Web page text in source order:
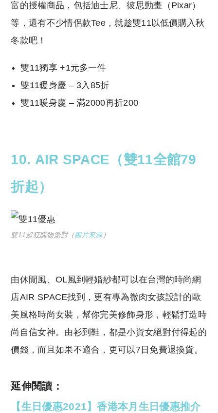
富的授權商品，包括迪士尼、彼思動畫（Pixar）
等，還有不少情侶款Tee，就趁雙11以低價購入秋
冬款吧！
雙11獨享 +1元多一件
雙11暖身慶 – 3入85折
雙11暖身慶 – 滿2000再折200
10. AIR SPACE（雙11全館79
折起）
雙11超狂購物派對（圖片來源）
由休閒風、OL風到輕婚紗都可以在台灣的時尚網
店AIR SPACE找到，更有專為微肉女孩設計的歐
美風格時尚女裝，幫你完美修飾身形，輕鬆打造時
尚自信女神。由衫到鞋，都是小資女絕對付得起的
價錢，而且如果不適合，更可以7日免費退換貨。
延伸閱讀：
【生日優惠2021】香港本月生日優惠推介